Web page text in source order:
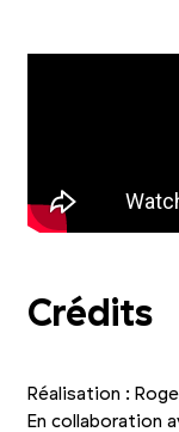
Crédits
Réalisation :
En collaboration